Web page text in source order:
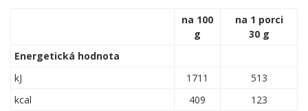
na 100
g
na 1 porci
30 g
Energetická hodnota
kJ
1711
513
kcal
409
123